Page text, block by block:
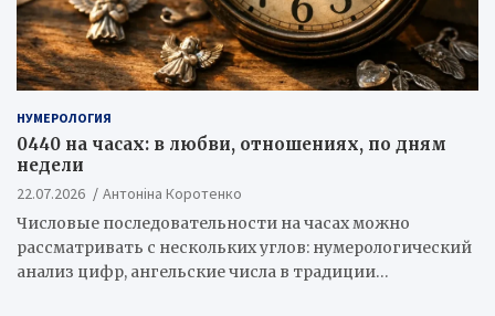
НУМЕРОЛОГИЯ
0440 на часах: в любви, отношениях, по дням
недели
22.07.2026
Антоніна Коротенко
Числовые последовательности на часах можно
рассматривать с нескольких углов: нумерологический
анализ цифр, ангельские числа в традиции…